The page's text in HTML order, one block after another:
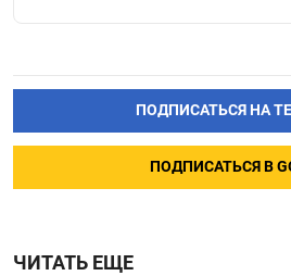
ПОДПИСАТЬСЯ НА
ПОДПИСАТЬСЯ В
ЧИТАТЬ ЕЩЕ